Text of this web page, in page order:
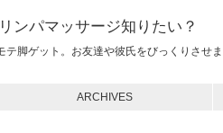
ンパマッサージ知りたい？
脚ゲット。お友達や彼氏をびっくりさ
ARCHIVES